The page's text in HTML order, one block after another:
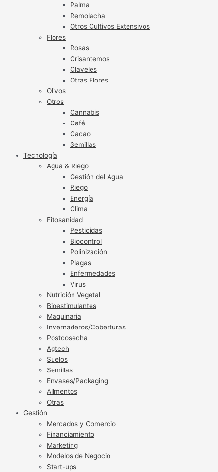
Palma
Remolacha
Otros Cultivos Extensivos
Flores
Rosas
Crisantemos
Claveles
Otras Flores
Olivos
Otros
Cannabis
Café
Cacao
Semillas
Tecnología
Agua & Riego
Gestión del Agua
Riego
Energía
Clima
Fitosanidad
Pesticidas
Biocontrol
Polinización
Plagas
Enfermedades
Virus
Nutrición Vegetal
Bioestimulantes
Maquinaria
Invernaderos/Coberturas
Postcosecha
Agtech
Suelos
Semillas
Envases/Packaging
Alimentos
Otras
Gestión
Mercados y Comercio
Financiamiento
Marketing
Modelos de Negocio
Start-ups